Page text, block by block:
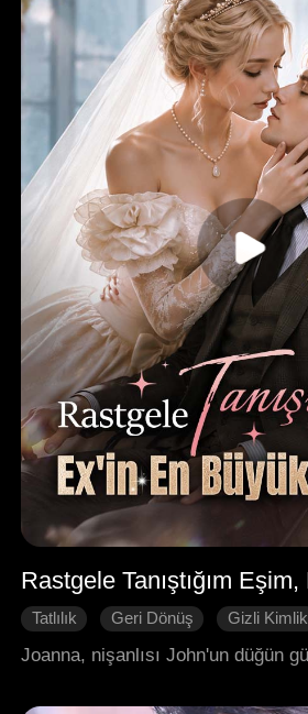
Tatlılık Geri Dönüş Gizli Kimlik